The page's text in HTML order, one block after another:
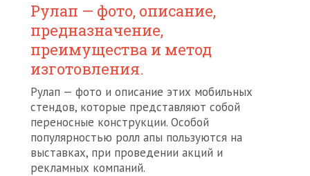
Рулап — фото, описание,
предназначение,
преимущества и метод
изготовления.
Рулап — фото и описание этих мобильных
стендов, которые представляют собой
переносные конструкции. Особой
популярностью ролл апы пользуются на
выставках, при проведении акций и
рекламных компаний.